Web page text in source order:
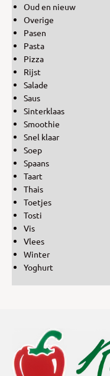
Oud en nieuw
Overige
Pasen
Pasta
Pizza
Rijst
Salade
Saus
Sinterklaas
Smoothie
Snel klaar
Soep
Spaans
Taart
Thais
Toetjes
Tosti
Vis
Vlees
Winter
Yoghurt